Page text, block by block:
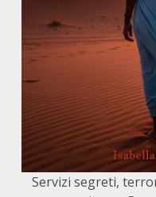
Servizi segreti,